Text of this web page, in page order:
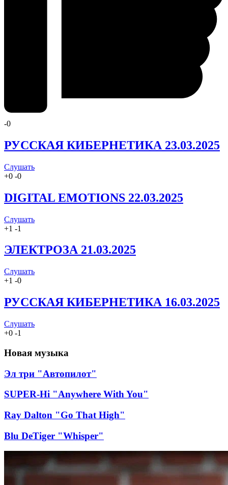
-0
РУССКАЯ КИБЕРНЕТИКА 23.03.2025
Слушать
+0 -0
DIGITAL EMOTIONS 22.03.2025
Слушать
+1 -1
ЭЛЕКТРОЗА 21.03.2025
Слушать
+1 -0
РУССКАЯ КИБЕРНЕТИКА 16.03.2025
Слушать
+0 -1
Новая музыка
Эл три "Автопилот"
SUPER-Hi "Anywhere With You"
Ray Dalton "Go That High"
Blu DeTiger "Whisper"